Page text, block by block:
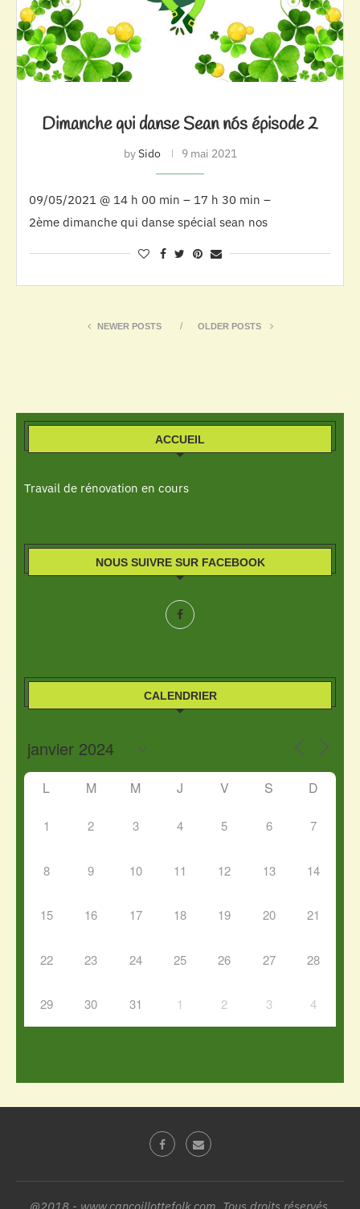
Dimanche qui danse Sean nós épisode 2
bySido 9 mai 2021
09/05/2021 @ 14 h 00 min – 17 h 30 min –
2ème dimanche qui danse spécial sean nos
NEWER POSTS OLDER POSTS
ACCUEIL
Travail de rénovation en cours
NOUS SUIVRE SUR FACEBOOK
CALENDRIER
L M M J V S D
1 2 3 4 5 6 7
8 9 10 11 12 13 14
15 16 17 18 19 20 21
22 23 24 25 26 27 28
29 30 31 1 2 3 4
@2018 - www.cancoillottefolk.com. Tous droits réservés.